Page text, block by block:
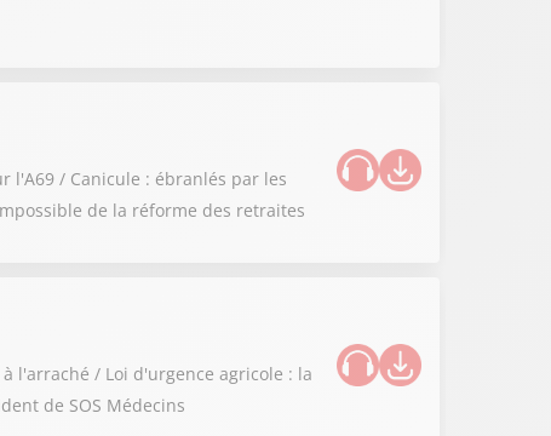
l'A69 / Canicule : ébranlés par les
de la réforme des retraites
l'arraché / Loi d'urgence agricole : la
de SOS Médecins